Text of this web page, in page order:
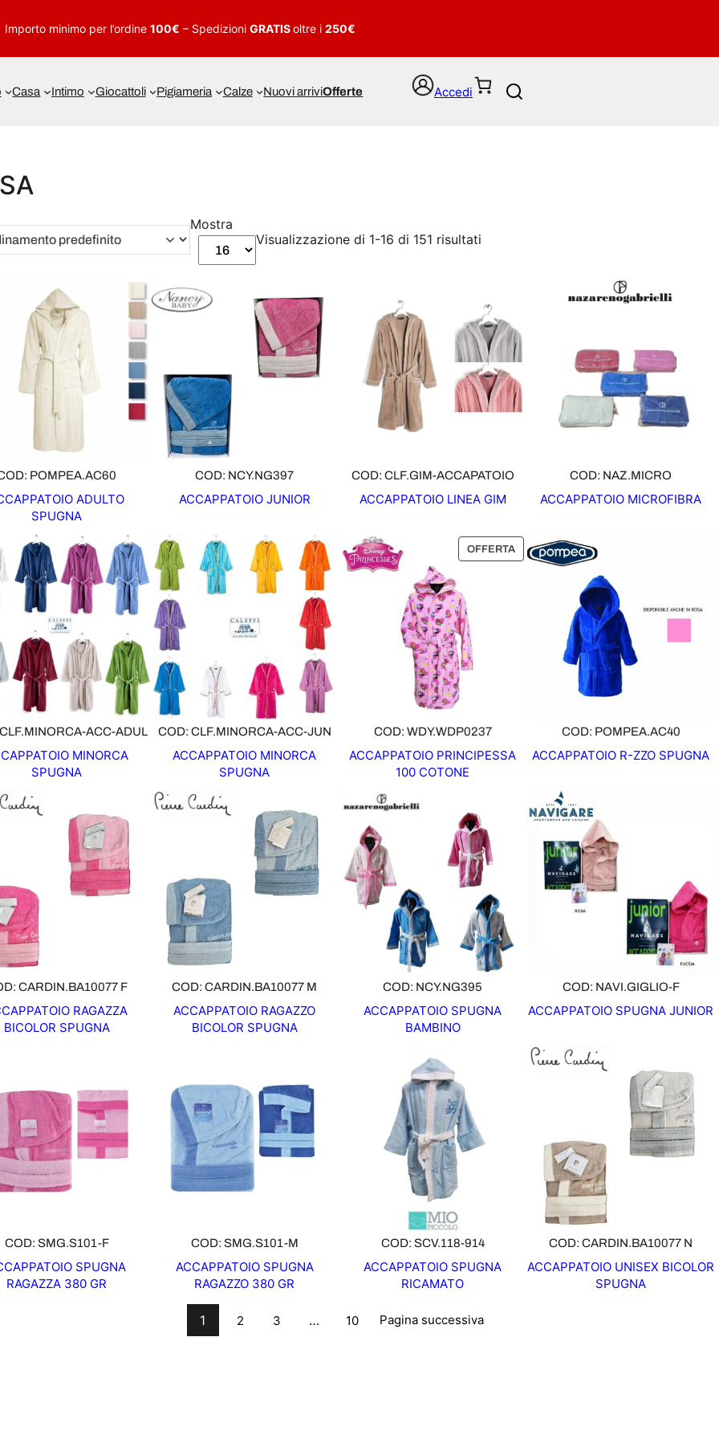
Importo minimo per l’ordine 100€ – Spedizioni GRATISoltre i 250€
Casa Intimo Giocattoli Pigiameria Calze Nuovi arriviOfferte Accedi
Mostra
Visualizzazione di 1-16 di 151 risultati
POMPEA.AC60
ADULTO
SPUGNA
COD: NCY.NG397
ACCAPPATOIO JUNIOR
COD: CLF.GIM-ACCAPATOIO
ACCAPPATOIO LINEA GIM
COD: NAZ.MICRO
ACCAPPATOIO MICROFIBRA
ACC-ADUL
MINORCA
SPUGNA
COD: CLF.MINORCA-ACC-JUN
ACCAPPATOIO MINORCA
SPUGNA
OFFERTAP
R
F
COD: WDY.WDP0237
ACCAPPATOIO PRINCIPESSA
100 COTONE
COD: POMPEA.AC40
ACCAPPATOIO R-ZZO SPUGNA
CARDIN.BA10077 F
RAGAZZA
BICOLOR SPUGNA
COD: CARDIN.BA10077 M
ACCAPPATOIO RAGAZZO
BICOLOR SPUGNA
COD: NCY.NG395
ACCAPPATOIO SPUGNA
BAMBINO
COD: NAVI.GIGLIO-F
ACCAPPATOIO SPUGNA JUNIOR
COD: SMG.S101-F
SPUGNA
RAGAZZA 380 GR
COD: SMG.S101-M
ACCAPPATOIO SPUGNA
RAGAZZO 380 GR
COD: SCV.118-914
ACCAPPATOIO SPUGNA
RICAMATO
COD: CARDIN.BA10077 N
ACCAPPATOIO UNISEX BICOLOR
SPUGNA
1 2 3 … 10 Pagina successiva